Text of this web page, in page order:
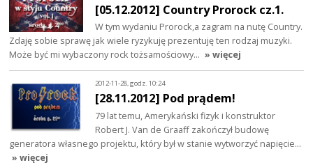
[05.12.2012] Country Prorock cz.1.
W tym wydaniu Prorock,a zagram na nutę Country.
Zdaję sobie sprawę jak wiele ryzykuję prezentuję ten rodzaj muzyki.
Może być mi wybaczony rock tożsamościowy… » więcej
2012-11-28, godz. 10:24
[28.11.2012] Pod prądem!
79 lat temu, Amerykański fizyk i konstruktor
Robert J. Van de Graaff zakończył budowę
generatora własnego projektu, który był w stanie wytworzyć napięcie…
» więcej